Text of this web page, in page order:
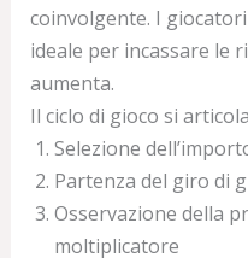
coinvolgente. I
ideale per incassare le
aumenta.
Il ciclo di gioco si
Selezione
Partenza del giro di
Osservazione della
moltiplicatore